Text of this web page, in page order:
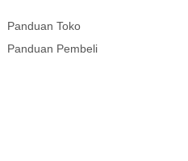
Panduan Toko
Panduan Pembeli